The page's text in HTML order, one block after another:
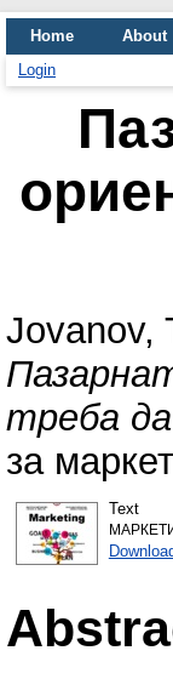
Home About
Login
Jovanov,
треба
за
Text